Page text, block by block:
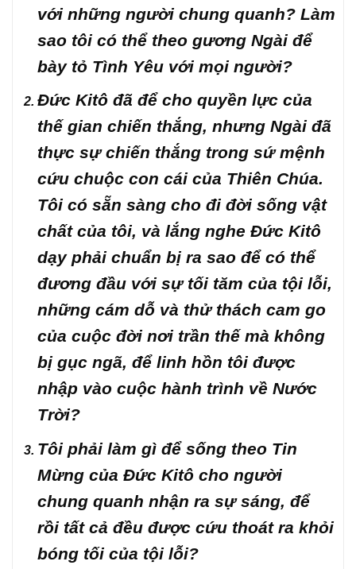
với những người chung quanh? Làm
sao tôi có thể theo gương Ngài để
bày tỏ Tình Yêu với mọi người?
Đức Kitô đã để cho quyền lực của
thế gian chiến thắng, nhưng Ngài đã
thực sự chiến thắng trong sứ mệnh
cứu chuộc con cái của Thiên Chúa.
Tôi có sẵn sàng cho đi đời sống vật
chất của tôi, và lắng nghe Đức Kitô
dạy phải chuẩn bị ra sao để có thể
đương đầu với sự tối tăm của tội lỗi,
những cám dỗ và thử thách cam go
của cuộc đời nơi trần thế mà không
bị gục ngã, để linh hồn tôi được
nhập vào cuộc hành trình về Nước
Trời?
Tôi phải làm gì để sống theo Tin
Mừng của Đức Kitô cho người
chung quanh nhận ra sự sáng, để
rồi tất cả đều được cứu thoát ra khỏi
bóng tối của tội lỗi?